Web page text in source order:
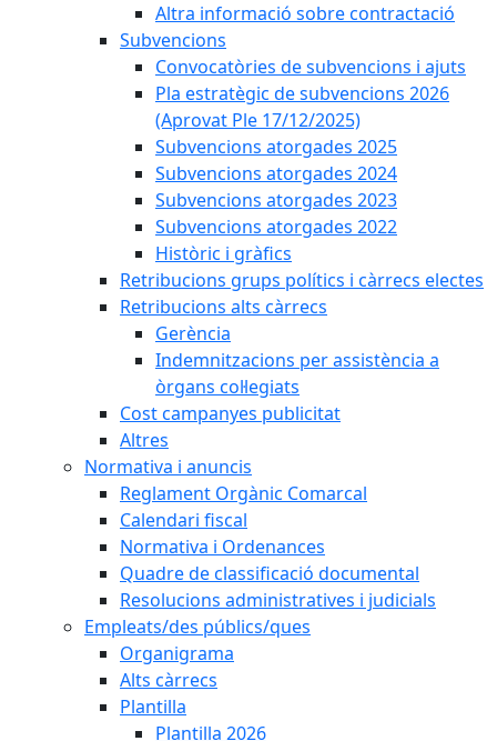
Altra informació sobre contractació
Subvencions
Convocatòries de subvencions i ajuts
Pla estratègic de subvencions 2026
(Aprovat Ple 17/12/2025)
Subvencions atorgades 2025
Subvencions atorgades 2024
Subvencions atorgades 2023
Subvencions atorgades 2022
Històric i gràfics
Retribucions grups polítics i càrrecs electes
Retribucions alts càrrecs
Gerència
Indemnitzacions per assistència a
òrgans col·legiats
Cost campanyes publicitat
Altres
Normativa i anuncis
Reglament Orgànic Comarcal
Calendari fiscal
Normativa i Ordenances
Quadre de classificació documental
Resolucions administratives i judicials
Empleats/des públics/ques
Organigrama
Alts càrrecs
Plantilla
Plantilla 2026